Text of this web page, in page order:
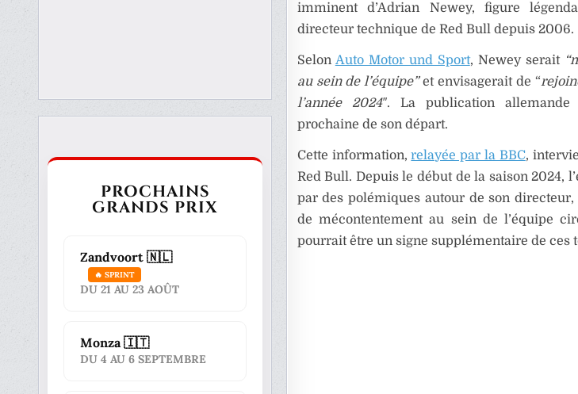
imminent d’Adrian Newey, figure
directeur technique de Red Bull depuis 2006.
Selon Auto Motor und Sport, Newey serait
au sein de l’équipe”et envisagerait de “
l’année 2024″. La publication allemande
prochaine de son départ.
Cette information,relayée par la BBC,
Red Bull. Depuis le début de la saison 2024,
par des polémiques autour de son
de mécontentement au sein de l’équipe
pourrait être un signe supplémentaire de ces
PROCHAINS
GRANDS PRIX
Zandvoort 🇳🇱
🔥 SPRINT
DU 21 AU 23 AOÛT
Monza 🇮🇹
DU 4 AU 6 SEPTEMBRE